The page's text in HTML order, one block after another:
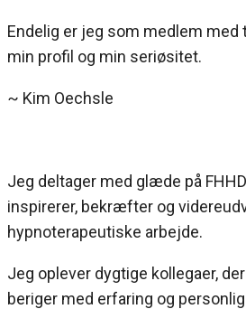
Endelig er jeg som medlem med
min profil og min seriøsitet.
~ Kim Oechsle
Jeg deltager med glæde på
inspirerer, bekræfter og
hypnoterapeutiske arbejde.
Jeg oplever dygtige kollegaer,
beriger med erfaring og